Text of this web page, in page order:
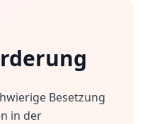
Besetzung
in der